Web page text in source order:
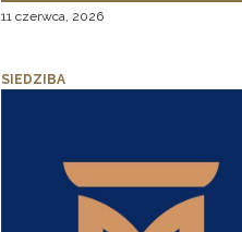
11 czerwca, 2026
SIEDZIBA